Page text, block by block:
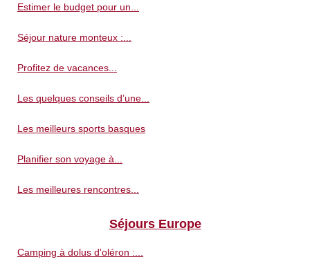
Estimer le budget pour un...
Séjour nature monteux :...
Profitez de vacances...
Les quelques conseils d’une...
Les meilleurs sports basques
Planifier son voyage à...
Les meilleures rencontres...
Séjours Europe
Camping à dolus d'oléron :...